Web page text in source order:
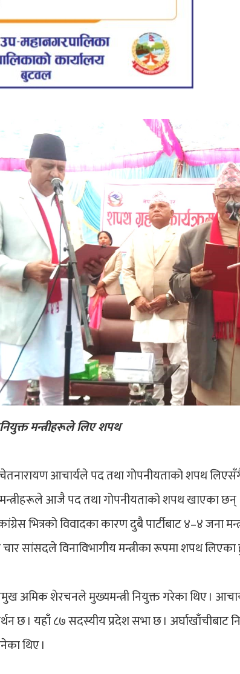
मन्त्रीहरूले लिए शपथ
चेतनारायण आचार्यले पद तथा गोपनीयताको शपथ
आजै पद तथा गोपनीयताको शपथ खाएका
भित्रको विवादका कारण दुबै पार्टीबाट ४–४ जना
सांसदले विनाविभागीय मन्त्रीका रूपमा शपथ
अमिक शेरचनले मुख्यमन्त्री नियुक्त गरेका थिए ।
छ । यहाँ ८७ सदस्यीय प्रदेश सभा छ । अर्घाखाँचीबाट
थिए ।